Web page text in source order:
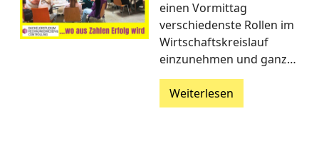
einen Vormittag
verschiedenste Rollen im
Wirtschaftskreislauf
einzunehmen und ganz…
Weiterlesen